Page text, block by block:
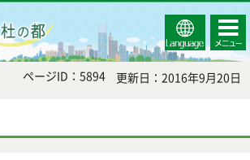
Select
Language
コンテ
ンツメ
ニュー
ページID：5894 更新日：2016年9月20日